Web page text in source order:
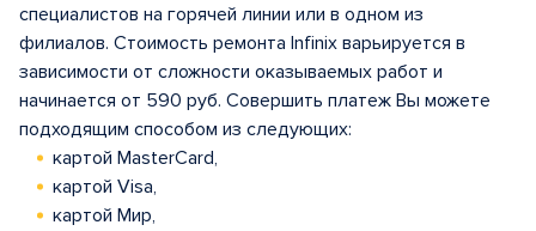
специалистов на горячей линии или в одном из
филиалов. Стоимость ремонта Infinix варьируется в
зависимости от сложности оказываемых работ и
начинается от 590 руб. Совершить платеж Вы можете
подходящим способом из следующих:
картой MasterCard,
картой Visa,
картой Мир,